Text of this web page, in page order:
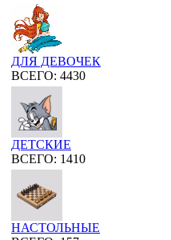
ДЛЯ ДЕВОЧЕК
ВСЕГО: 4430
ДЕТСКИЕ
ВСЕГО: 1410
НАСТОЛЬНЫЕ